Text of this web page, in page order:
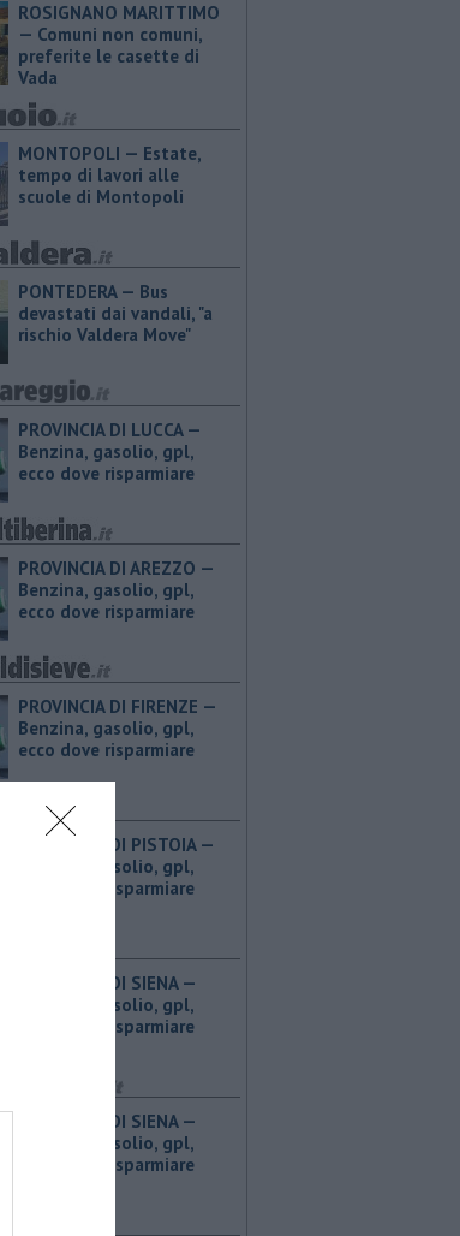
ROSIGNANO MARITTIMO
— Comuni non comuni,
preferite le casette di
Vada
MONTOPOLI — Estate,
tempo di lavori alle
scuole di Montopoli
PONTEDERA — Bus
devastati dai vandali, "a
rischio Valdera Move"
PROVINCIA DI LUCCA — ​
Benzina, gasolio, gpl,
ecco dove risparmiare
PROVINCIA DI AREZZO — ​
Benzina, gasolio, gpl,
ecco dove risparmiare
PROVINCIA DI FIRENZE — ​
Benzina, gasolio, gpl,
ecco dove risparmiare
PROVINCIA DI PISTOIA — ​
Benzina, gasolio, gpl,
ecco dove risparmiare
PROVINCIA DI SIENA — ​
Benzina, gasolio, gpl,
ecco dove risparmiare
PROVINCIA DI SIENA — ​
Benzina, gasolio, gpl,
ecco dove risparmiare